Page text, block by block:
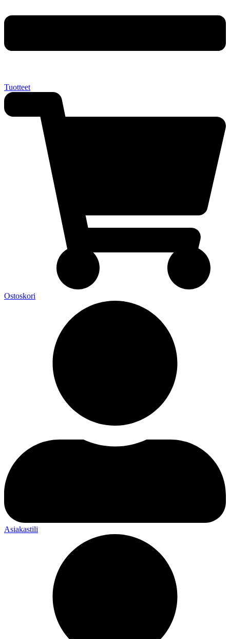
Tuotteet
Ostoskori
Asiakastili